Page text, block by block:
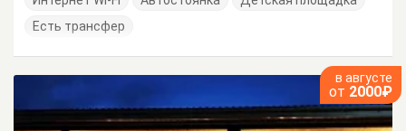
Есть трансфер
в августе
от 2000₽